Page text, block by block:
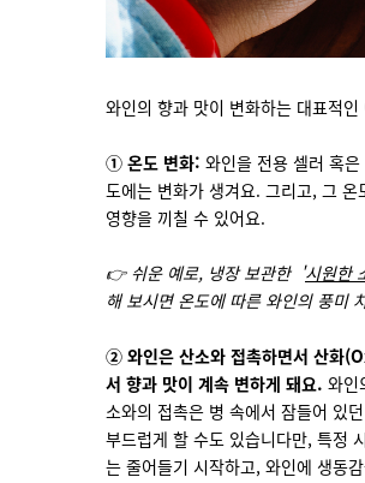
와인의 향과 맛이 변화하는 대표적
① 온도 변화: 와인을 전용 셀러 혹
도에는 변화가 생겨요. 그리고, 그
영향을 끼칠 수 있어요.
👉 쉬운 예로, 냉장 보관한 '시원한
해 보시면 온도에 따른 와인의 풍미
② 와인은 산소와 접촉하면서 산화
서 향과 맛이 계속 변하게 돼요. 와인
소와의 접촉은 병 속에서 잠들어 있
부드럽게 할 수도 있습니다만, 특정
는 줄어들기 시작하고, 와인에 생동